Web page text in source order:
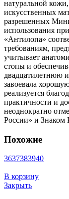
натуральной
искусственных
разрешенных
использования
«Антилопа»
требованиям,
учитывает
стопы и
двадцатилетнюю
завоевала
реализуется
практичности и
неоднократно
России» и Знаком
Похожие
3637383940
В корзину
Закрыть